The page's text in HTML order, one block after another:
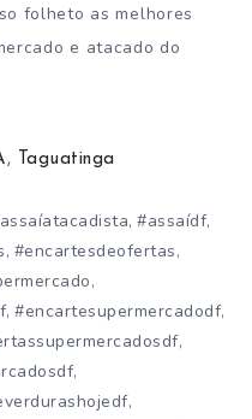
folheto as melhores
e atacado do
, Taguatinga
,#assaídf,
, #encartesdeofertas,
,
,#encartesupermercadodf,
,
,
,